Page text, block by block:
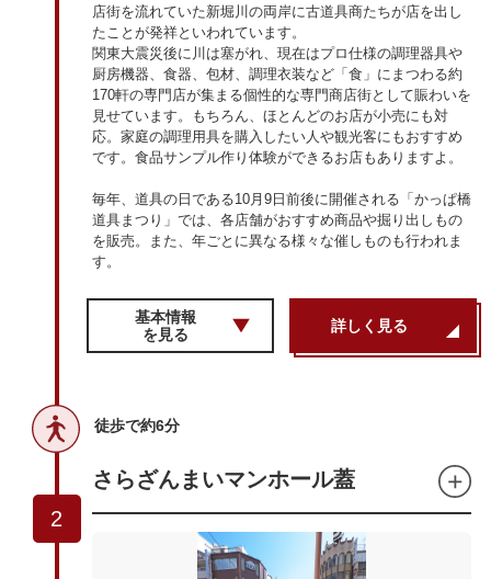
店街を流れていた新堀川の両岸に古道具商たちが店を出し
たことが発祥といわれています。
関東大震災後に川は塞がれ、現在はプロ仕様の調理器具や
厨房機器、食器、包材、調理衣装など「食」にまつわる約
170軒の専門店が集まる個性的な専門商店街として賑わいを
見せています。もちろん、ほとんどのお店が小売にも対
応。家庭の調理用具を購入したい人や観光客にもおすすめ
です。食品サンプル作り体験ができるお店もありますよ。
毎年、道具の日である10月9日前後に開催される「かっぱ橋
道具まつり」では、各店舗がおすすめ商品や掘り出しもの
を販売。また、年ごとに異なる様々な催しものも行われま
す。
基本情報
を見る
詳しく見る
徒歩で約6分
2
さらざんまいマンホール蓋